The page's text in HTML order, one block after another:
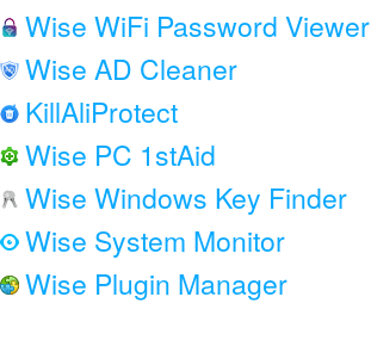
Wise WiFi Password Viewer
Wise AD Cleaner
KillAliProtect
Wise PC 1stAid
Wise Windows Key Finder
Wise System Monitor
Wise Plugin Manager